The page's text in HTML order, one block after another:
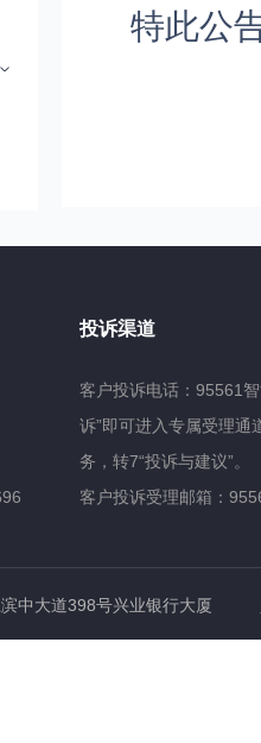
特此公
投诉渠道
客户投诉电话：95561
诉”即可进入专属受理通
务，转7“投诉与建议”。
客户投诉受理邮箱：
中大道398号兴业银行大厦